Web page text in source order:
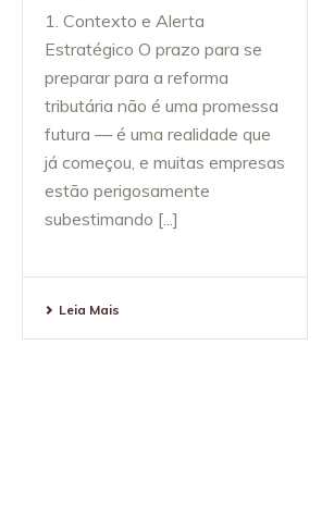
1. Contexto e Alerta
Estratégico O prazo para se
preparar para a reforma
tributária não é uma promessa
futura — é uma realidade que
já começou, e muitas empresas
estão perigosamente
subestimando [...]
Leia Mais